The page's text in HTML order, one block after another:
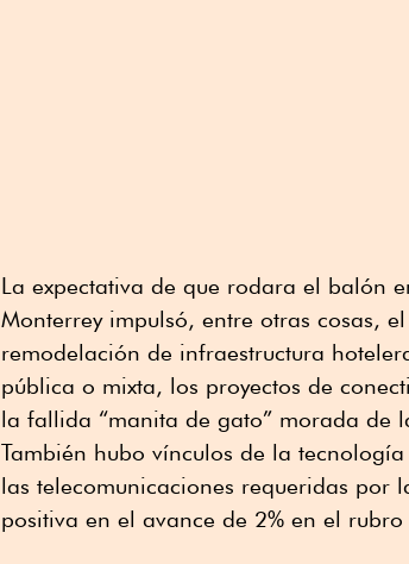
La expectativa de que rodara el balón
Monterrey impulsó, entre otras cosas,
remodelación de infraestructura
pública o mixta, los proyectos de
la fallida “manita de gato” morada de
También hubo vínculos de la
las telecomunicaciones requeridas por
positiva en el avance de 2% en el